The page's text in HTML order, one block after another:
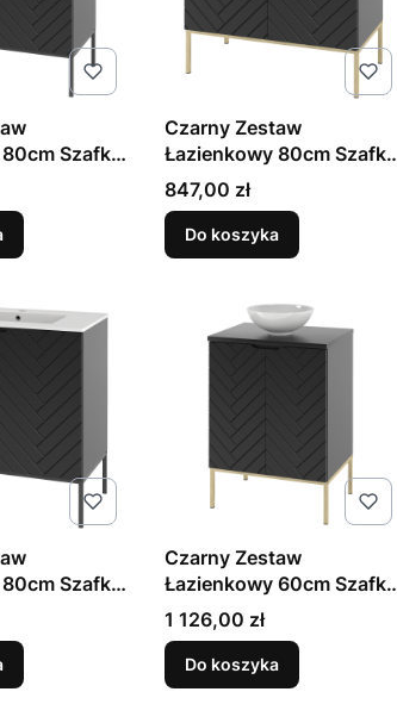
Szafka
Aspen
Czarny Zestaw
Łazienkowy 80cm Szafka
z Blatem Złoty Stelaż
Aspen
Cena
847,00 zł
Do koszyka
Szafka
Czarny Zestaw
Łazienkowy 60cm Szafka
z Blatem Umywalka Złoty
Stelaż Aspen
Cena
1 126,00 zł
Do koszyka